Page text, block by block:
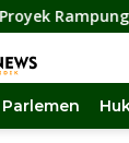
Parlemen